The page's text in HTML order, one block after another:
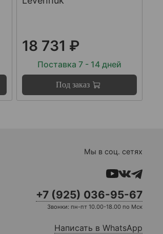
18 731 ₽
Поставка 7 - 14 дней
Под заказ
Мы в соц. сетях
+7 (925) 036-95-67
Звонки: пн-пт 10.00-18.00 по Мск
Написать в WhatsApp